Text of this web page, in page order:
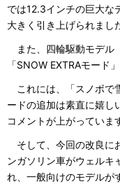
では12.3インチの巨大な
大きく引き上げられまし
また、四輪駆動モデル
「SNOW EXTRAモード
これには、「スノボで
ードの追加は素直に嬉し
コメントが上がっていま
そして、今回の改良に
ンガソリン車がウェルキ
れ、一般向けのモデルが